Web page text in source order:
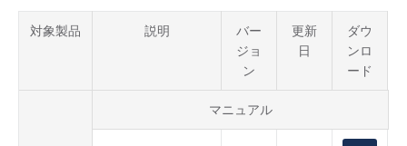
対象製品 説明
バー
ジョ
ン
更新
日
ダウ
ンロ
ード
マニュアル